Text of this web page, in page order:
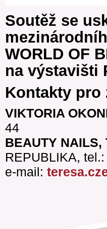
Soutěž se
WORLD OF
na výstavišti
Kontakty
VIKTORIA
44
BEAUTY NAILS,
REPUBLIKA,
e-mail: